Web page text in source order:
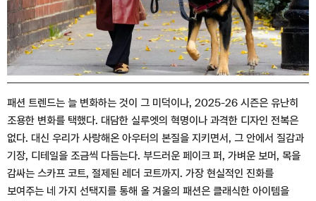
패션 트렌드는 늘 변화하는 것이 그 미덕이나, 2025-26 시즌은 유난히
조용한 변화를 택했다. 대담한 실루엣의 혁명이나 과격한 디자인 전복은
없다. 대신 우리가 사랑해온 아우터의 본질을 지키면서, 그 안에서 질감과
기장, 디테일을 조금씩 다듬는다. 부드러운 페이크 퍼, 가벼운 보머, 목을
감싸는 스카프 코트, 절제된 레더 코트까지. 가장 현실적인 진화를
보여주는 네 가지 선택지를 통해 올 겨울의 패션은 클래식한 아이템을